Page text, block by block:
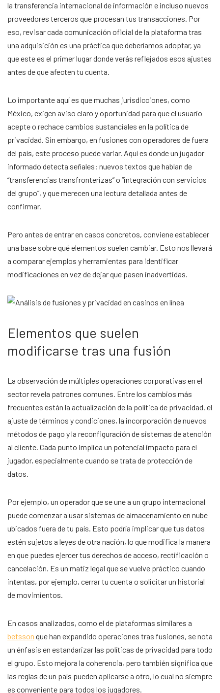
la transferencia internacional de información e incluso nuevos
proveedores terceros que procesan tus transacciones. Por
eso, revisar cada comunicación oficial de la plataforma tras
una adquisición es una práctica que deberíamos adoptar, ya
que este es el primer lugar donde verás reflejados esos ajustes
antes de que afecten tu cuenta.
Lo importante aquí es que muchas jurisdicciones, como
México, exigen aviso claro y oportunidad para que el usuario
acepte o rechace cambios sustanciales en la política de
privacidad. Sin embargo, en fusiones con operadores de fuera
del país, este proceso puede variar. Aquí es donde un jugador
informado detecta señales: nuevos textos que hablan de
“transferencias transfronterizas” o “integración con servicios
del grupo”, y que merecen una lectura detallada antes de
confirmar.
Pero antes de entrar en casos concretos, conviene establecer
una base sobre qué elementos suelen cambiar. Esto nos llevará
a comparar ejemplos y herramientas para identificar
modificaciones en vez de dejar que pasen inadvertidas.
Elementos que suelen
modificarse tras una fusión
La observación de múltiples operaciones corporativas en el
sector revela patrones comunes. Entre los cambios más
frecuentes están la actualización de la política de privacidad, el
ajuste de términos y condiciones, la incorporación de nuevos
métodos de pago y la reconfiguración de sistemas de atención
al cliente. Cada punto implica un potencial impacto para el
jugador, especialmente cuando se trata de protección de
datos.
Por ejemplo, un operador que se une a un grupo internacional
puede comenzar a usar sistemas de almacenamiento en nube
ubicados fuera de tu país. Esto podría implicar que tus datos
estén sujetos a leyes de otra nación, lo que modifica la manera
en que puedes ejercer tus derechos de acceso, rectificación o
cancelación. Es un matiz legal que se vuelve práctico cuando
intentas, por ejemplo, cerrar tu cuenta o solicitar un historial
de movimientos.
En casos analizados, como el de plataformas similares a
betsson que han expandido operaciones tras fusiones, se nota
un énfasis en estandarizar las políticas de privacidad para todo
el grupo. Esto mejora la coherencia, pero también significa que
las reglas de un país pueden aplicarse a otro, lo cual no siempre
es conveniente para todos los jugadores.